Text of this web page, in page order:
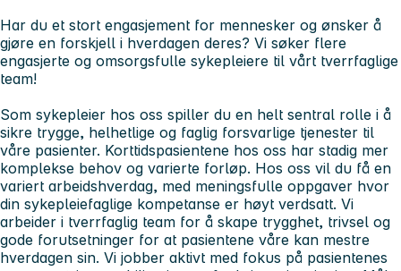
Har du et stort engasjement for mennesker og ønsker å
gjøre en forskjell i hverdagen deres? Vi søker flere
engasjerte og omsorgsfulle sykepleiere til vårt tverrfaglige
team!
Som sykepleier hos oss spiller du en helt sentral rolle i å
sikre trygge, helhetlige og faglig forsvarlige tjenester til
våre pasienter. Korttidspasientene hos oss har stadig mer
komplekse behov og varierte forløp. Hos oss vil du få en
variert arbeidshverdag, med meningsfulle oppgaver hvor
din sykepleiefaglige kompetanse er høyt verdsatt. Vi
arbeider i tverrfaglig team for å skape trygghet, trivsel og
gode forutsetninger for at pasientene våre kan mestre
hverdagen sin. Vi jobber aktivt med fokus på pasientenes